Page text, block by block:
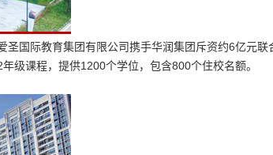
国际教育集团有限公司携手华润集团斥资约6亿元联
级课程，提供1200个学位，包含800个住校名额。